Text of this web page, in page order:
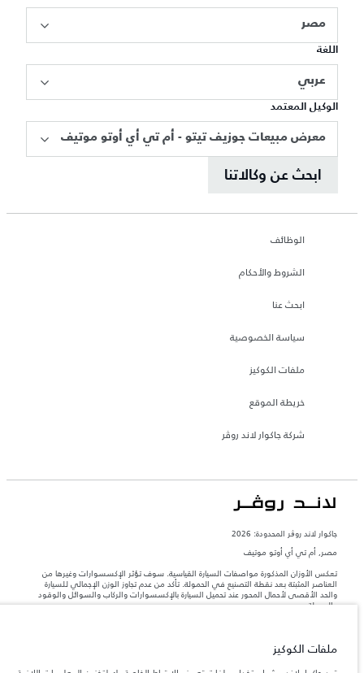
مصر
اللغة
عربي
الوكيل المعتمد
معرض مبيعات جوزيف تيتو - أم تي أي أوتو موتيف
ابحث عن وكالاتنا
الوظائف
الشروط والأحكام
ابحث عنا
سياسة الخصوصية
ملفات الكوكيز
خريطة الموقع
شركة جاكوار لاند روڤر
جاكوار لاند روڨر المحدودة: 2026
مصر, أم تي أي أوتو موتيف
تعكس الأوزان المذكورة مواصفات السيارة القياسية. سوف تؤثر الإكسسوارات وغيرها من
العناصر المثبتة بعد نقطة التصنيع في الحمولة. تأكد من عدم تجاوز الوزن الإجمالي للسيارة
والحد الأقصى لأحمال المحور عند تحميل السيارة بالإكسسوارات والركاب والسوائل والوقود
والحمولة.
المعلومات والمواصفات والأسعار والألوان المذكورة على هذا الموقع قد تختلف من بلد إلى
آخر، كما أنّها قد تتغير بدون إشعار مسبق. الرجاء التواصل مع وكيلنا المحلي للتأكد من توفّرها
ملفات الكوكيز